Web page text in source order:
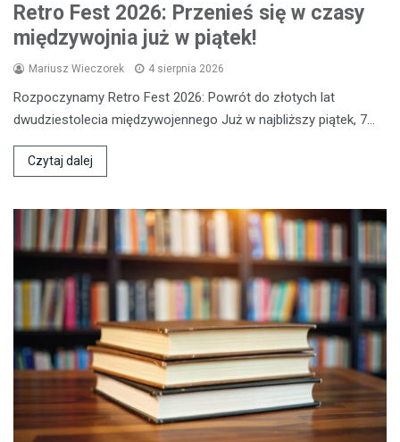
Retro Fest 2026: Przenieś się w czasy
międzywojnia już w piątek!
Mariusz Wieczorek 4 sierpnia 2026
Rozpoczynamy Retro Fest 2026: Powrót do złotych lat
dwudziestolecia międzywojennego Już w najbliższy piątek, 7…
Czytaj dalej